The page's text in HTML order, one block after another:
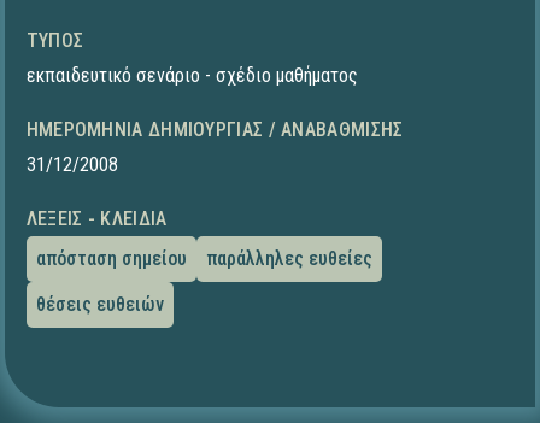
ΤΎΠΟΣ
εκπαιδευτικό σενάριο - σχέδιο μαθήματος
ΗΜΕΡΟΜΗΝΊΑ ΔΗΜΙΟΥΡΓΊΑΣ / ΑΝΑΒΆΘΜΙΣΗΣ
31/12/2008
ΛΈΞΕΙΣ - ΚΛΕΙΔΙΆ
απόσταση σημείου
παράλληλες ευθείες
θέσεις ευθειών